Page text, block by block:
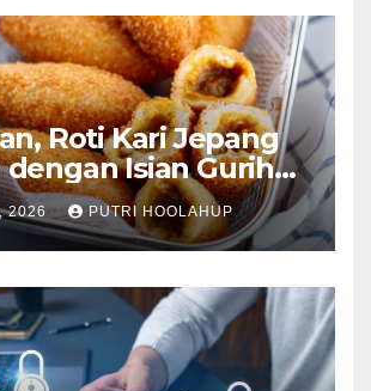
Roti Kari Jepang
dengan Isian Gurih
2026 PUTRI HOOLAHUP